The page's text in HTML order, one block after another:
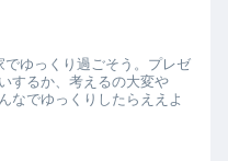
ゆっくり過ごそう。プレゼ
するか、考えるの大変や
なでゆっくりしたらええよ